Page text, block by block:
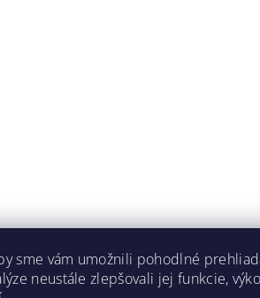
položke.
sme vám umožnili pohodlné
neustále zlepšovali jej funkcie,